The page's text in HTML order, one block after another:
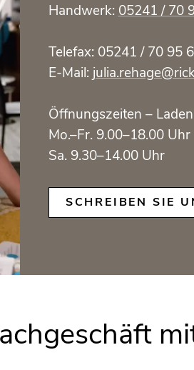
Handwerk: 05241 / 70
Telefax: 05241 / 70 95
E-Mail:
Öffnungszeiten –
Mo.–Fr. 9.00–18.00 Uhr
Sa. 9.30–14.00 Uhr
SCHREIBEN SIE